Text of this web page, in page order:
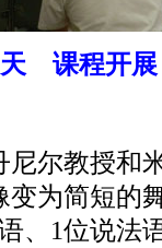
课程开展
尔教授和
为简短的
、1位说法